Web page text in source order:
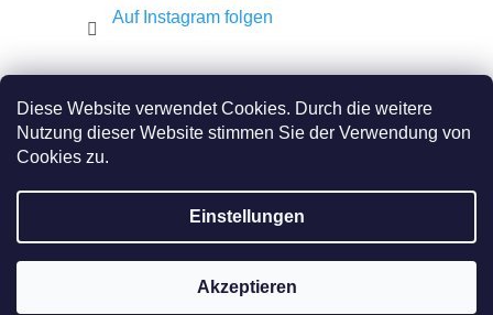
Diese Website verwendet Cookies. Durch die weitere
Nutzung dieser Website stimmen Sie der Verwendung von
Cookies zu.
Einstellungen
Akzeptieren
Auf Instagram folgen
Erstellt von Shoptet
Copyright 2026JEWISH E-SHOP. Alle Rechte
vorbehalten.